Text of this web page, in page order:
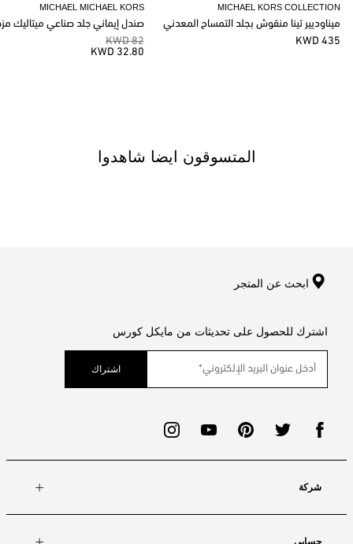
MICHAEL MICHAEL KORS
صندل إيماني جلد صناعي ميتاليك
82 KWD
32.80 KWD
MICHAEL KORS COLLECTION
ميناوديير تينا منقوش بجلد التمساح المعدني
435 KWD
المتسوقون ايضا شاهدوا
ابحث عن المتجر
اشترك للحصول على تحديثات من مايكل كورس
اشتراك
شركة
حسابي